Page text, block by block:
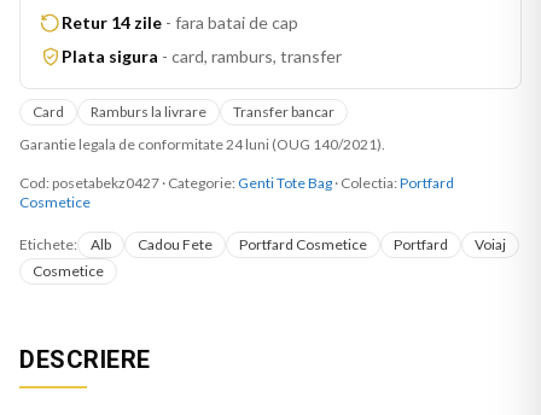
Retur 14 zile - fara batai de cap
Plata sigura - card, ramburs, transfer
Card Ramburs la livrare
Transfer bancar
Garantie legala de conformitate 24 luni (OUG 140/2021).
Cod: posetabekz0427 · Categorie: Genti Tote Bag · Colectia: Portfard
Cosmetice
Etichete: Alb Cadou Fete Portfard Cosmetice Portfard
Voiaj
Cosmetice
DESCRIERE